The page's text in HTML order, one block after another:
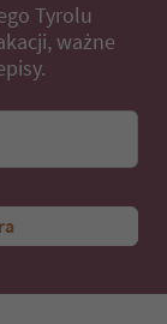
Tyrolu
ważne